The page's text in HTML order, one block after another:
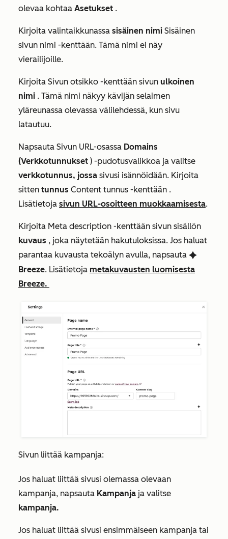
olevaa kohtaa Asetukset .
Kirjoita valintaikkunassa sisäinen nimi Sisäinen
sivun nimi -kenttään. Tämä nimi ei näy
vierailijoille.
Kirjoita Sivun otsikko -kenttään sivun ulkoinen
nimi . Tämä nimi näkyy kävijän selaimen
yläreunassa olevassa välilehdessä, kun sivu
latautuu.
Napsauta Sivun URL-osassa Domains
(Verkkotunnukset ) -pudotusvalikkoa ja valitse
verkkotunnus, jossa sivusi isännöidään. Kirjoita
sitten tunnus Content tunnus -kenttään .
Lisätietoja sivun URL-osoitteen muokkaamisesta.
Kirjoita Meta description -kenttään sivun sisällön
kuvaus , joka näytetään hakutuloksissa. Jos haluat
parantaa kuvausta tekoälyn avulla, napsauta artificialIntelligenceIcon
Breeze. Lisätietoja metakuvausten luomisesta
Breeze.
Sivun liittää kampanja:
Jos haluat liittää sivusi olemassa olevaan
kampanja, napsauta Kampanja ja valitse
kampanja.
Jos haluat liittää sivusi ensimmäiseen kampanja tai